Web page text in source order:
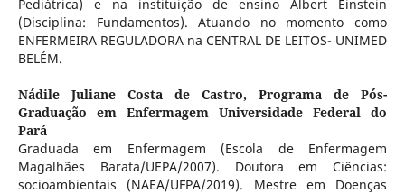
Pediátrica) e na instituição de ensino Albert Einstein
(Disciplina: Fundamentos). Atuando no momento como
ENFERMEIRA REGULADORA na CENTRAL DE LEITOS- UNIMED
BELÉM.
Nádile Juliane Costa de Castro,Programa de Pós-
Graduação em Enfermagem Universidade Federal do
Pará
Graduada em Enfermagem (Escola de Enfermagem
Magalhães Barata/UEPA/2007). Doutora em Ciências:
socioambientais (NAEA/UFPA/2019). Mestre em Doenças